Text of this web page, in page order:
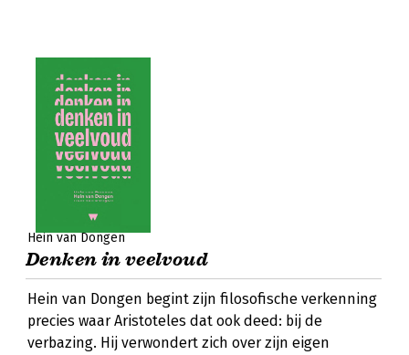
Hein van Dongen
Denken in veelvoud
Hein van Dongen begint zijn filosofische verkenning
precies waar Aristoteles dat ook deed: bij de
verbazing. Hij verwondert zich over zijn eigen